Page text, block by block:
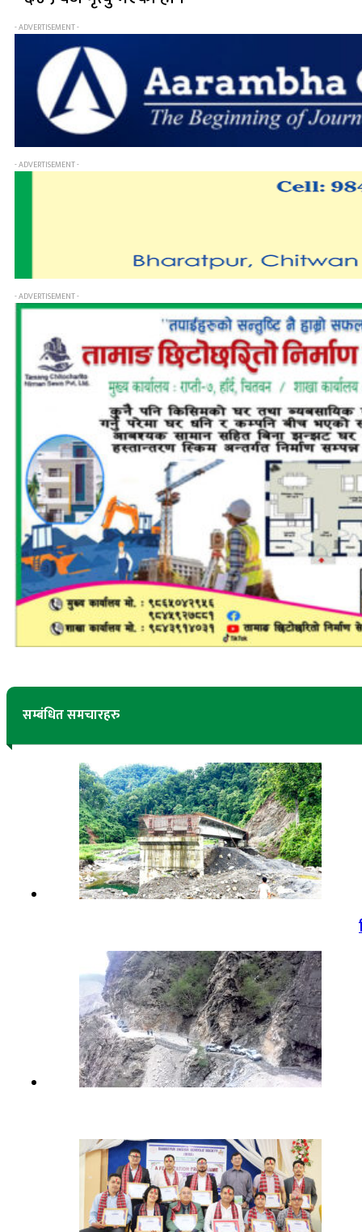
- ADVERTISEMENT -
- ADVERTISEMENT -
- ADVERTISEMENT -
सम्बंधित समचारहरु